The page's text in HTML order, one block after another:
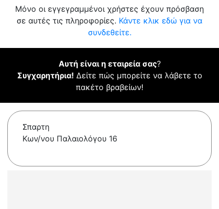
Μόνο οι εγγεγραμμένοι χρήστες έχουν πρόσβαση
σε αυτές τις πληροφορίες. Κάντε κλικ εδώ για να
συνδεθείτε.
Αυτή είναι η εταιρεία σας?
Συγχαρητήρια! Δείτε πώς μπορείτε να λάβετε το
πακέτο βραβείων!
Σπαρτη
Κων/νου Παλαιολόγου 16